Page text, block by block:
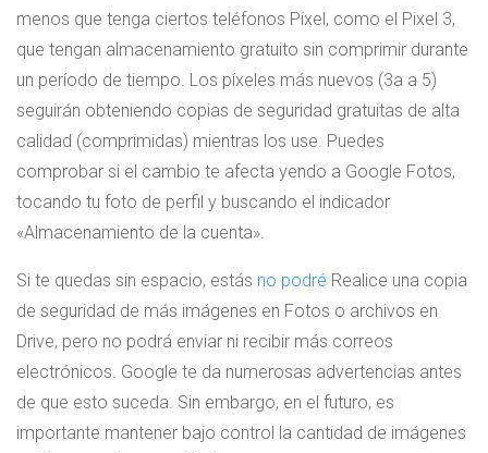
menos que tenga ciertos teléfonos Pixel, como el Pixel 3,
que tengan almacenamiento gratuito sin comprimir durante
un período de tiempo. Los píxeles más nuevos (3a a 5)
seguirán obteniendo copias de seguridad gratuitas de alta
calidad (comprimidas) mientras los use. Puedes
comprobar si el cambio te afecta yendo a Google Fotos,
tocando tu foto de perfil y buscando el indicador
«Almacenamiento de la cuenta».
Si te quedas sin espacio, estás no podré Realice una copia
de seguridad de más imágenes en Fotos o archivos en
Drive, pero no podrá enviar ni recibir más correos
electrónicos. Google te da numerosas advertencias antes
de que esto suceda. Sin embargo, en el futuro, es
importante mantener bajo control la cantidad de imágenes